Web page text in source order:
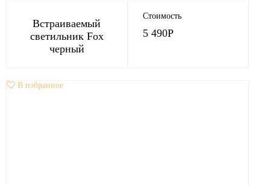
Встраиваемый
светильник Fox
черный
Стоимость
5 490Р
В избранное